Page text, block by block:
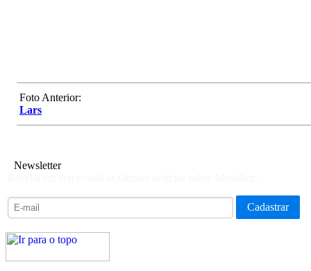
Foto Anterior:
Lars
Newsletter